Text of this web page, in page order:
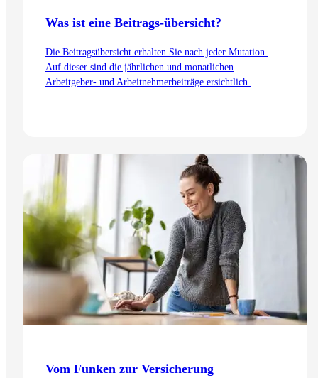
Was ist eine Beitrags-übersicht?
Die Beitragsübersicht erhalten Sie nach jeder Mutation.
Auf dieser sind die jährlichen und monatlichen
Arbeitgeber- und Arbeitnehmerbeiträge ersichtlich.
Zum Artikel
Vom Funken zur Versicherung